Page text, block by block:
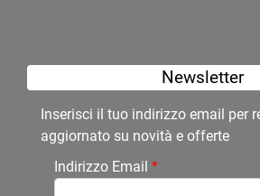
Newsletter
Inserisci il tuo indirizzo email per
aggiornato su novità e offerte
Indirizzo Email *